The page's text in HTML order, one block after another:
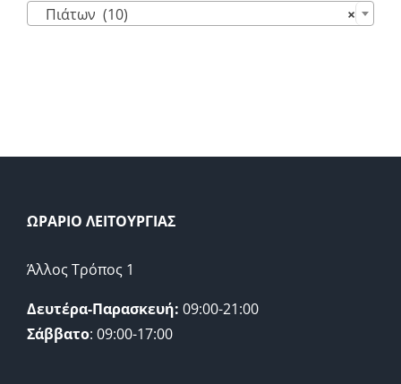
×
Πιάτων (10)
ΩΡΑΡΙΟ ΛΕΙΤΟΥΡΓΙΑΣ
Άλλος Τρόπος 1
Δευτέρα-Παρασκευή: 09:00-21:00
Σάββατο: 09:00-17:00